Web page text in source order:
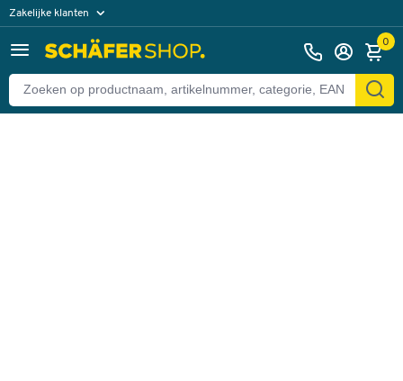
Zakelijke klanten
Particuliere klanten 0
Terug